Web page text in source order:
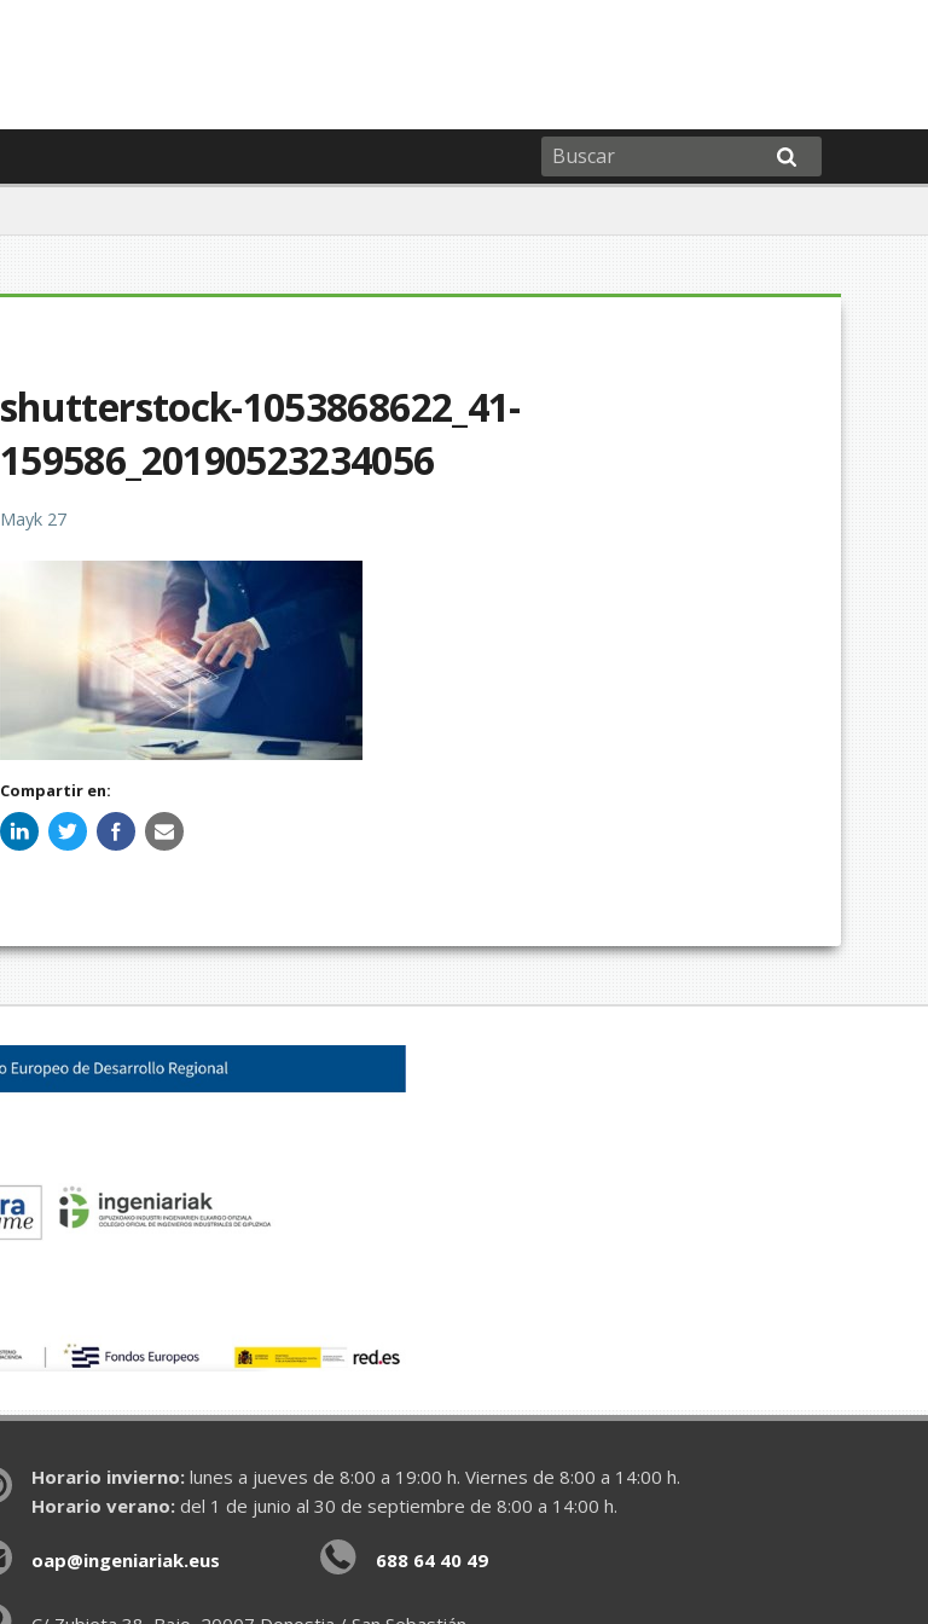
shutterstock-1053868622_41-
159586_20190523234056
Mayk 27
Compartir en:
Horario invierno:lunes a jueves de 8:00 a 19:00 h. Viernes de 8:00 a 14:00 h.
Horario verano:del 1 de junio al 30 de septiembre de 8:00 a 14:00 h.
oap@ingeniariak.eus 688 64 40 49